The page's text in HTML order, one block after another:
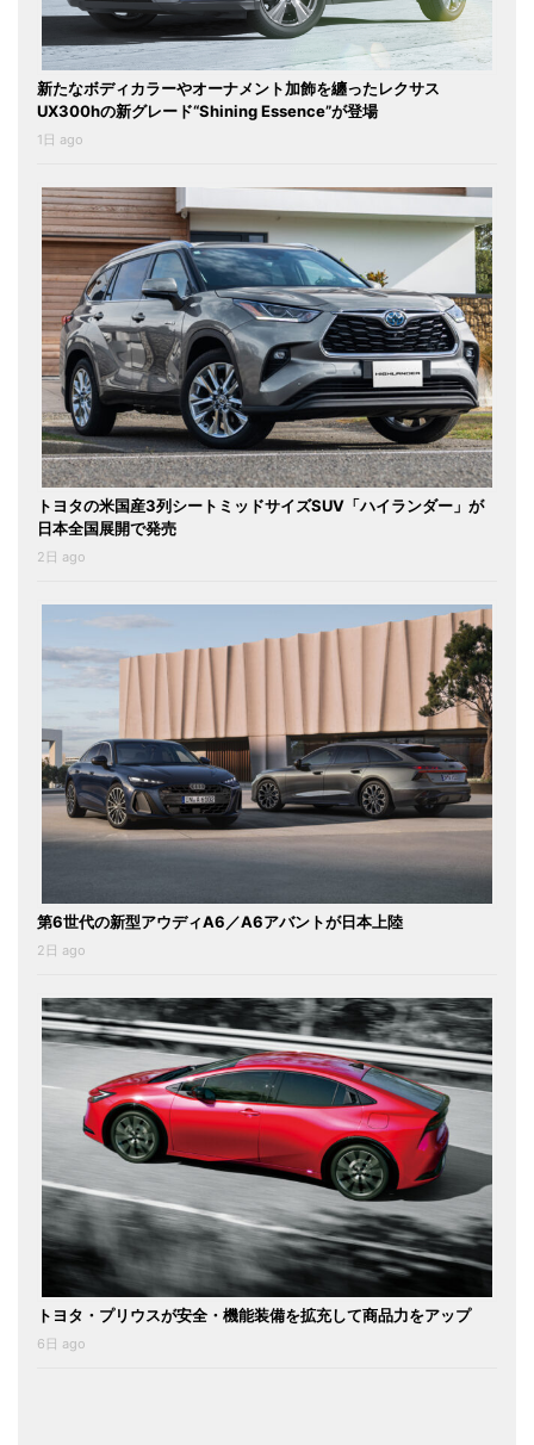
新たなボディカラーやオーナメント加飾を纏ったレクサス
UX300hの新グレード“Shining Essence”が登場
1日 ago
トヨタの米国産3列シートミッドサイズSUV「ハイランダー」が
日本全国展開で発売
2日 ago
第6世代の新型アウディA6／A6アバントが日本上陸
2日 ago
トヨタ・プリウスが安全・機能装備を拡充して商品力をアップ
6日 ago